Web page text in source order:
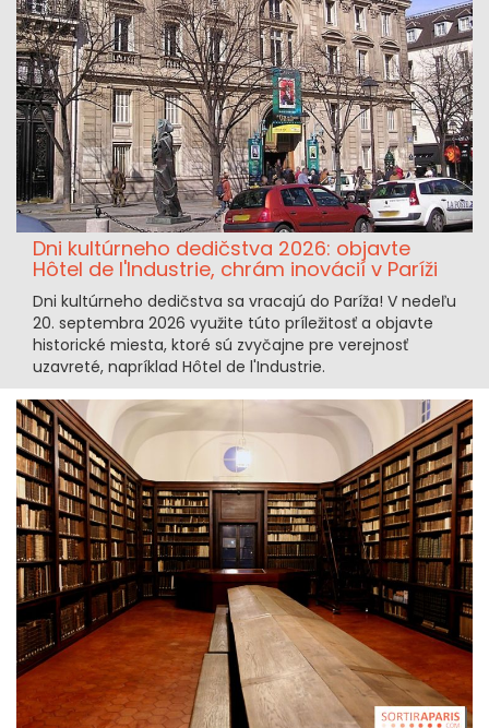
Dni kultúrneho dedičstva 2026: objavte
Hôtel de l'Industrie, chrám inovácií v Paríži
Dni kultúrneho dedičstva sa vracajú do Paríža! V nedeľu
20. septembra 2026 využite túto príležitosť a objavte
historické miesta, ktoré sú zvyčajne pre verejnosť
uzavreté, napríklad Hôtel de l'Industrie.